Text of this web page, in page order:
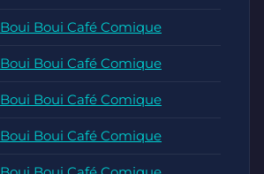
Boui Boui Café Comique
Boui Boui Café Comique
Boui Boui Café Comique
Boui Boui Café Comique